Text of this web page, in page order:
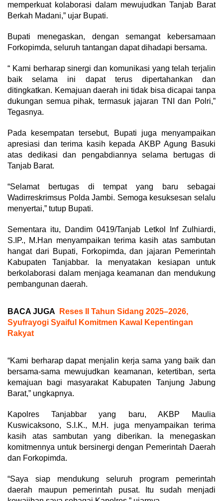
memperkuat kolaborasi dalam mewujudkan Tanjab Barat
Berkah Madani,” ujar Bupati.
Bupati menegaskan, dengan semangat kebersamaan
Forkopimda, seluruh tantangan dapat dihadapi bersama.
“ Kami berharap sinergi dan komunikasi yang telah terjalin
baik selama ini dapat terus dipertahankan dan
ditingkatkan. Kemajuan daerah ini tidak bisa dicapai tanpa
dukungan semua pihak, termasuk jajaran TNI dan Polri,”
Tegasnya.
Pada kesempatan tersebut, Bupati juga menyampaikan
apresiasi dan terima kasih kepada AKBP Agung Basuki
atas dedikasi dan pengabdiannya selama bertugas di
Tanjab Barat.
“Selamat bertugas di tempat yang baru sebagai
Wadirreskrimsus Polda Jambi. Semoga kesuksesan selalu
menyertai,” tutup Bupati.
Sementara itu, Dandim 0419/Tanjab Letkol Inf Zulhiardi,
S.IP., M.Han menyampaikan terima kasih atas sambutan
hangat dari Bupati, Forkopimda, dan jajaran Pemerintah
Kabupaten Tanjabbar. Ia menyatakan kesiapan untuk
berkolaborasi dalam menjaga keamanan dan mendukung
pembangunan daerah.
BACA JUGA
Reses II Tahun Sidang 2025–2026,
Syufrayogi Syaiful Komitmen Kawal Kepentingan
Rakyat
“Kami berharap dapat menjalin kerja sama yang baik dan
bersama-sama mewujudkan keamanan, ketertiban, serta
kemajuan bagi masyarakat Kabupaten Tanjung Jabung
Barat,” ungkapnya.
Kapolres Tanjabbar yang baru, AKBP Maulia
Kuswicaksono, S.I.K., M.H. juga menyampaikan terima
kasih atas sambutan yang diberikan. Ia menegaskan
komitmennya untuk bersinergi dengan Pemerintah Daerah
dan Forkopimda.
“Saya siap mendukung seluruh program pemerintah
daerah maupun pemerintah pusat. Itu sudah menjadi